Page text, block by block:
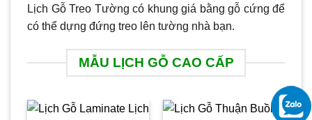
Lịch Gỗ Treo Tường có khung giá bằng gỗ cứng để
có thể dựng đứng treo lên tường nhà bạn.
MẪU LỊCH GỖ CAO CẤP